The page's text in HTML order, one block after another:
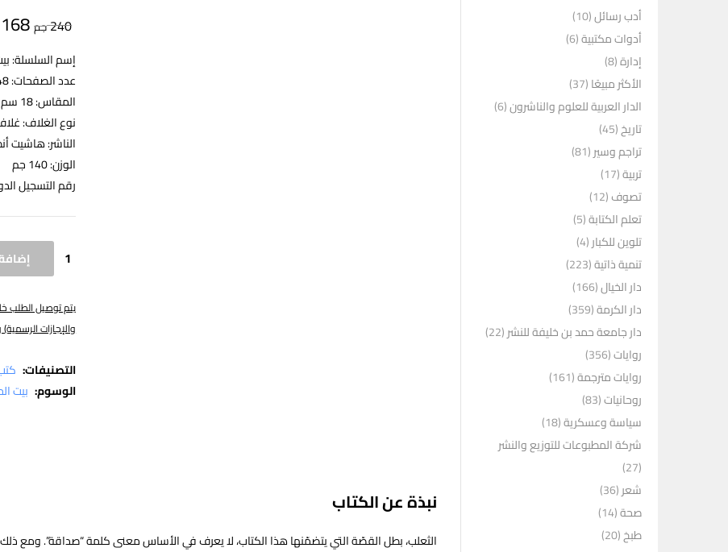
أدب رسائل(10)
أدوات مكتبية(6)
إدارة(8)
الأكثر مبيعًا(37)
الدار العربية للعلوم والناشرون(6)
تاريخ(45)
تراجم وسير(81)
تربية(17)
تصوف(12)
تعلم الكتابة(5)
تلوين للكبار(4)
تنمية ذاتية(223)
دار الخيال(166)
دار الكرمة(359)
دار جامعة حمد بن خليفة للنشر(22)
روايات(356)
روايات مترجمة(161)
روحانيات(83)
سياسة وعسكرية(18)
شركة المطبوعات للتوزيع والنشر
(27)
شعر(36)
صحة(14)
طبخ(20)
240جم 168
إسم السلسلة:
عدد الصفحات: 48
المقاس: 18 سم طول – 18.5 سم عرض
نوع الغلاف:
الناشر: هاشيت
الوزن: 140 جم
رقم التسجيل الدولي:
والإجازات
التصنيفات:
الوسوم: بيت
نبذة عن الكتاب
الثعلب، بطل القصّة التي يتضمّنها هذا الكتاب، لا يعرف في الأساس معنى كلمة “صداقة”.